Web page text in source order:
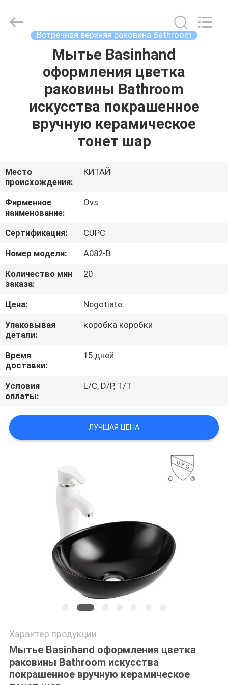
ПРОДУКТЫ
ПУТЕШЕСТВИЕ
ФАБРИКИ
ПРОВЕРКА
КАЧЕСТВА
СВЯЖИТЕСЬ
МЫ
НОВОСТИ
СЛУЧАИ
Встречная верхняя раковина Bathroom
Мытье Basinhand
оформления цветка
раковины Bathroom
искусства покрашенное
вручную керамическое
тонет шар
Место
происхождения:
КИТАЙ
Фирменное
наименование:
Ovs
Сертификация:
CUPC
Номер модели:
A082-B
Количество мин
заказа:
20
Цена:
Negotiate
Упаковывая
детали:
коробка коробки
Время
доставки:
15 дней
Условия
оплаты:
L/C, D/P, T/T
ЛУЧШАЯ ЦЕНА
Характер продукции
Мытье Basinhand оформления цветка
раковины Bathroom искусства
покрашенное вручную керамическое